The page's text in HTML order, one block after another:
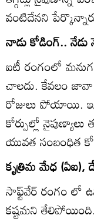
వంటిదేనని
నాడు కోడింగ్‌.. నేడు
ఐటీ రంగంలో
చాలదు. కేవలం జావా
రోజులు పోయాయి.
కోర్సుల్లో
యువత సంబంధిత
కృత్రిమ మేధ (ఏఐ),
సాఫ్ట్‌వేర్‌ రంగం లో
కష్టమని